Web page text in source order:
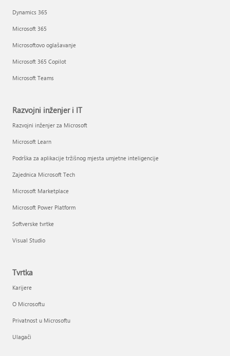
Dynamics 365
Microsoft 365
Microsoftovo oglašavanje
Microsoft 365 Copilot
Microsoft Teams
Razvojni inženjer i IT
Razvojni inženjer za Microsoft
Microsoft Learn
Podrška za aplikacije tržišnog mjesta umjetne inteligencije
Zajednica Microsoft Tech
Microsoft Marketplace
Microsoft Power Platform
Softverske tvrtke
Visual Studio
Tvrtka
Karijere
O Microsoftu
Privatnost u Microsoftu
Ulagači